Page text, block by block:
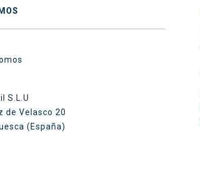
S.L.U
de Velasco 20
(España)